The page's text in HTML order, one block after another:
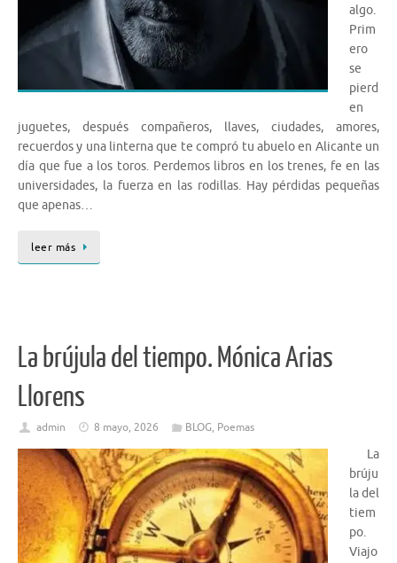
algo.
Prim
ero
se
pierd
en
juguetes, después compañeros, llaves, ciudades, amores,
recuerdos y una linterna que te compró tu abuelo en Alicante un
día que fue a los toros. Perdemos libros en los trenes, fe en las
universidades, la fuerza en las rodillas. Hay pérdidas pequeñas
que apenas…
leer más
La brújula del tiempo. Mónica Arias
Llorens
admin 8 mayo, 2026 BLOG, Poemas
La
brúju
la del
tiem
po.
Viajo